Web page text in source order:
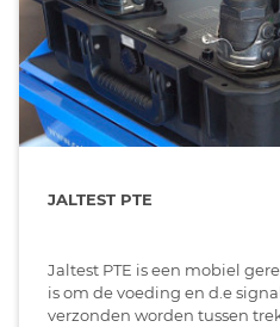
JALTEST PTE
Jaltest PTE is een mobiel
is om de voeding en d.e
verzonden worden tussen